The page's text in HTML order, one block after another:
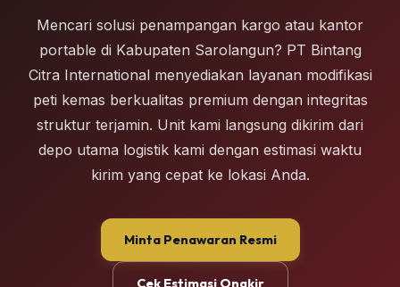
Mencari solusi penampangan kargo atau kantor
portable di Kabupaten Sarolangun? PT Bintang
Citra International menyediakan layanan modifikasi
peti kemas berkualitas premium dengan integritas
struktur terjamin. Unit kami langsung dikirim dari
depo utama logistik kami dengan estimasi waktu
kirim yang cepat ke lokasi Anda.
Minta Penawaran Resmi
Cek Estimasi Ongkir